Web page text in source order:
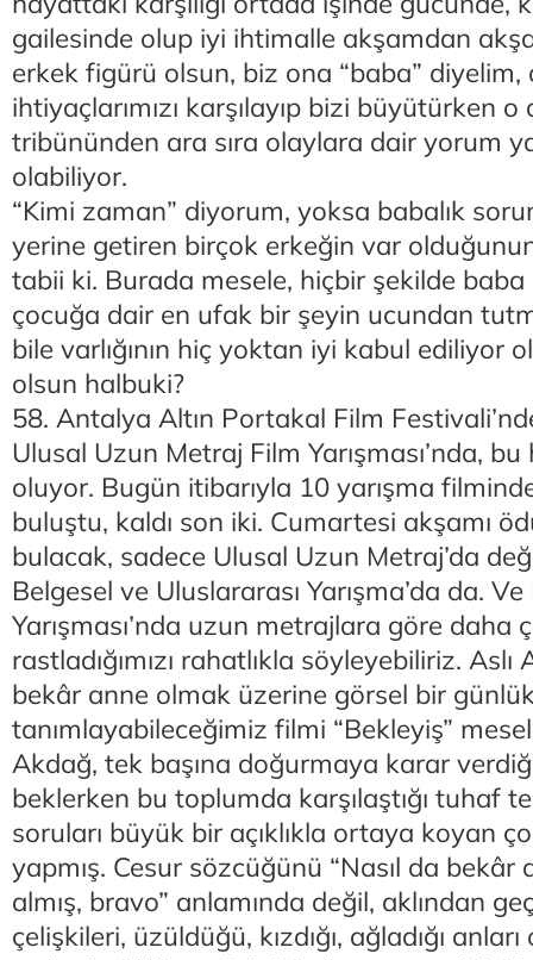
gailesinde olup iyi ihtimalle akşamdan
erkek figürü olsun, biz ona “baba”
ihtiyaçlarımızı karşılayıp bizi büyütürken o
tribününden ara sıra olaylara dair yorum
olabiliyor.
“Kimi zaman” diyorum, yoksa babalık
yerine getiren birçok erkeğin var
tabii ki. Burada mesele, hiçbir şekilde
çocuğa dair en ufak bir şeyin ucundan
bile varlığının hiç yoktan iyi kabul ediliyor
olsun halbuki?
58. Antalya Altın Portakal Film
Ulusal Uzun Metraj Film Yarışması’nda,
oluyor. Bugün itibarıyla 10 yarışma
buluştu, kaldı son iki. Cumartesi akşamı
bulacak, sadece Ulusal Uzun Metraj’da
Belgesel ve Uluslararası Yarışma’da da.
Yarışması’nda uzun metrajlara göre daha
rastladığımızı rahatlıkla söyleyebiliriz. Aslı
bekâr anne olmak üzerine görsel bir
tanımlayabileceğimiz filmi “Bekleyiş”
Akdağ, tek başına doğurmaya karar
beklerken bu toplumda karşılaştığı tuhaf
soruları büyük bir açıklıkla ortaya koyan
yapmış. Cesur sözcüğünü “Nasıl da bekâr
almış, bravo” anlamında değil, aklından
çelişkileri, üzüldüğü, kızdığı, ağladığı